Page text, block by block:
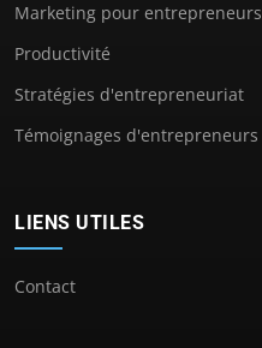
Marketing pour entrepreneurs
Productivité
Stratégies d'entrepreneuriat
Témoignages d'entrepreneurs
LIENS UTILES
Contact